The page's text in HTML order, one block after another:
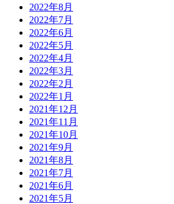
2022年8月
2022年7月
2022年6月
2022年5月
2022年4月
2022年3月
2022年2月
2022年1月
2021年12月
2021年11月
2021年10月
2021年9月
2021年8月
2021年7月
2021年6月
2021年5月